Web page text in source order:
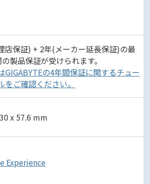
店保証) + 2年(メーカー延長保証)の最
製品保証が受けられます。
GIGABYTEの4年間保証に関するチュー
をご確認ください。
x 57.6 mm
Experience